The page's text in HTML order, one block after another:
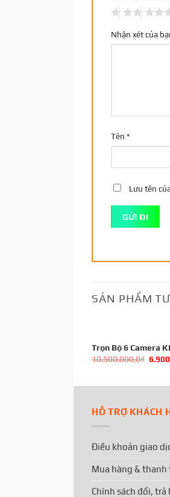
Nhận xét của
Tên *
Lưu tên
SẢN PHẨM
Trọn Bộ 6 Camera
10.500.000,0₫
HỖ TRỢ KHÁCH
Điều khoản giao
Mua hàng & thanh
Chính sách đổi, trả